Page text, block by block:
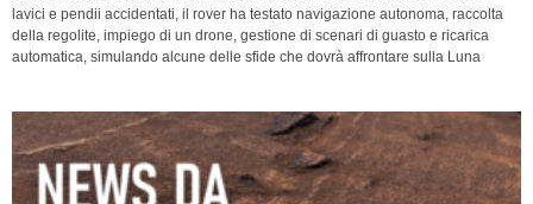
lavici e pendii accidentati, il rover ha testato navigazione autonoma, raccolta
della regolite, impiego di un drone, gestione di scenari di guasto e ricarica
automatica, simulando alcune delle sfide che dovrà affrontare sulla Luna